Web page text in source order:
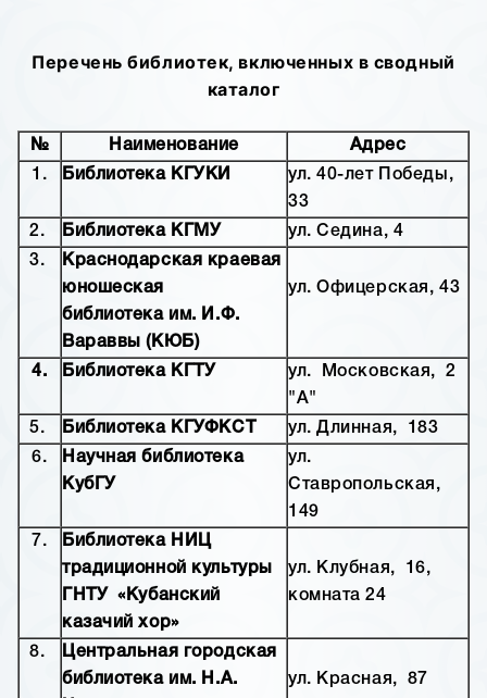
Перечень библиотек, включенных в сводный
каталог
№ Наименование
Адрес
1.
Библиотека КГУКИ
ул. 40-лет Победы,
33
2.
Библиотека КГМУ
ул. Седина, 4
3.
Краснодарская краевая
юношеская
библиотека им. И.Ф.
Вараввы (КЮБ)
ул. Офицерская, 43
4. Библиотека КГТУ
ул. Московская, 2
"А"
5.
Библиотека КГУФКСТ
ул. Длинная, 183
6.
Научная библиотека
КубГУ
ул.
Ставропольская,
149
7.
Библиотека НИЦ
традиционной культуры
ГНТУ «Кубанский
казачий хор»
ул. Клубная, 16,
комната 24
8.
Центральная городская
библиотека им. Н.А.
ул. Красная, 87